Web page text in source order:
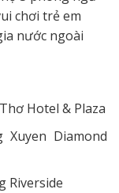
chơi trẻ em
nước ngoài
Hotel & Plaza
Diamond
Riverside